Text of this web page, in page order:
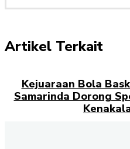
Artikel Terkait
Kejuaraan Bola
Samarinda Dorong